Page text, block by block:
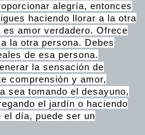
alegría, entonces
haciendo llorar a la otra
amor verdadero. Ofrece
la otra persona. Debes
de esa persona.
la sensación de
comprensión y amor,
sea tomando el desayuno,
el jardín o haciendo
el día, puede ser un